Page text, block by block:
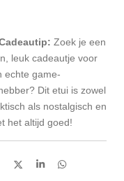
Zoek je een
leuk cadeautje voor
echte game-
Dit etui is zowel
als nostalgisch en
het altijd goed!
D
S
D